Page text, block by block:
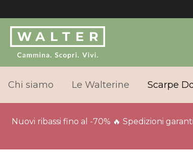
Chi siamo Le Walterine Scarpe
Nuovi ribassi fino al -70% 🔥 Spedizioni